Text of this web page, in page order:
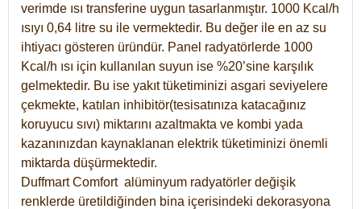
verimde ısı transferine uygun tasarlanmıştır. 1000 Kcal/h
ısıyı 0,64 litre su ile vermektedir. Bu değer ile en az su
ihtiyacı gösteren üründür. Panel radyatörlerde 1000
Kcal/h ısı için kullanılan suyun ise %20’sine karşılık
gelmektedir. Bu ise yakıt tüketiminizi asgari seviyelere
çekmekte, katılan inhibitör(tesisatınıza katacağınız
koruyucu sıvı) miktarını azaltmakta ve kombi yada
kazanınızdan kaynaklanan elektrik tüketiminizi önemli
miktarda düşürmektedir.
Duffmart Comfort alüminyum radyatörler değişik
renklerde üretildiğinden bina içerisindeki dekorasyona